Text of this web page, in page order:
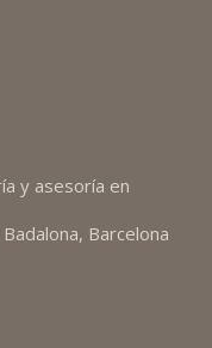
y asesoría en
Barcelona